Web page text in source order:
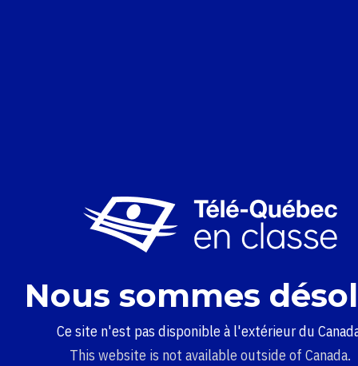
Nous sommes
Ce site n'est pas disponible à l'extérieur du
This website is not available outside of Canada.